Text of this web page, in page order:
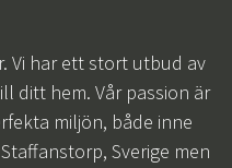
Vi har ett stort utbud av
ditt hem. Vår passion är
miljön, både inne
Sverige men